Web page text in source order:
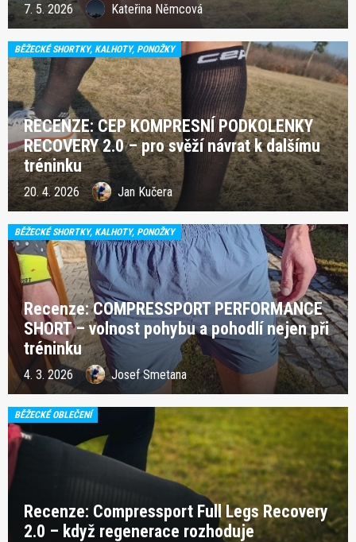
7. 5. 2026 Kateřina Němcová
BĚŽECKÉ SHORTKY, KALHOTY, PONOŽKY
RECENZE: CEP KOMPRESNÍ PODKOLENKY
RECOVERY 2.0 – pro svěží návrat k dalšímu
tréninku
20. 4. 2026 Jan Kučera
BĚŽECKÉ SHORTKY, KALHOTY, PONOŽKY
Recenze: COMPRESSPORT PERFORMANCE
SHORT – volnost pohybu a pohodlí nejen při
tréninku
4. 3. 2026 Josef Smetana
BĚŽECKÉ OBLEČENÍ
Recenze: Compressport Full Legs Recovery
2.0 – když regenerace rozhoduje